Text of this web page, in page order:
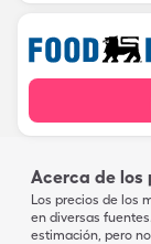
Acerca de los
Los precios de los
en diversas
estimación, pero